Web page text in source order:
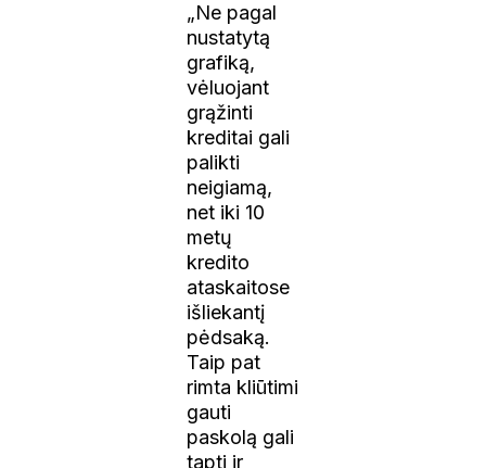
„Ne pagal
nustatytą
grafiką,
vėluojant
grąžinti
kreditai gali
palikti
neigiamą,
net iki 10
metų
kredito
ataskaitose
išliekantį
pėdsaką.
Taip pat
rimta kliūtimi
gauti
paskolą gali
tapti ir